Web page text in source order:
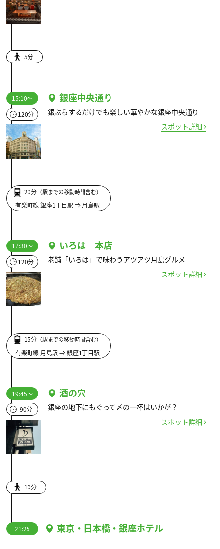
5分
15:10～
120分
銀座中央通り
銀ぶらするだけでも楽しい華やかな銀座中央通り
スポット詳細
20分 （駅までの移動時間含む）
有楽町線 銀座1丁目駅 ⇒ 月島駅
17:30～
120分
いろは 本店
老舗「いろは」で味わうアツアツ月島グルメ
スポット詳細
15分 （駅までの移動時間含む）
有楽町線 月島駅 ⇒ 銀座1丁目駅
19:45～
90分
酒の穴
銀座の地下にもぐって〆の一杯はいかが？
スポット詳細
10分
21:25 東京・日本橋・銀座ホテル